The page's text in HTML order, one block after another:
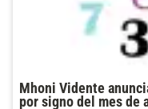
Mhoni Vidente
por signo del mes de